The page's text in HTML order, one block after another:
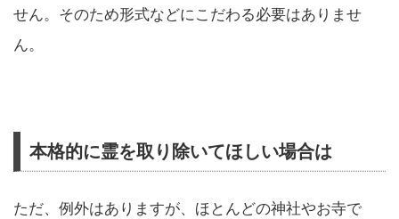
せん。そのため形式などにこだわる必要はありませ
ん。
本格的に霊を取り除いてほしい場合は
ただ、例外はありますが、ほとんどの神社やお寺で